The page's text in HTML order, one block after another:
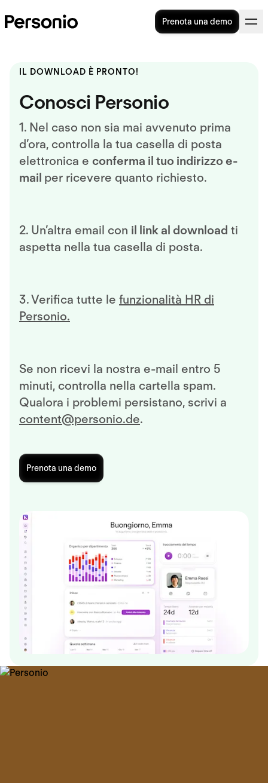
Prenota una demo
IL DOWNLOAD È PRONTO!
Conosci Personio
1. Nel caso non sia mai avvenuto prima
d’ora, controlla la tua casella di posta
elettronica e conferma il tuo indirizzo e-
mail per ricevere quanto richiesto.
2. Un’altra email con il link al download ti
aspetta nella tua casella di posta.
3. Verifica tutte le funzionalità HR di
Personio.
Se non ricevi la nostra e-mail entro 5
minuti, controlla nella cartella spam.
Qualora i problemi persistano, scrivi a
content@personio.de.
Prenota una demo